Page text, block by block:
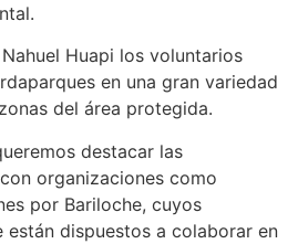
Huapi los voluntarios
en una gran variedad
del área protegida.
destacar las
organizaciones como
por Bariloche, cuyos
están dispuestos a colaborar en